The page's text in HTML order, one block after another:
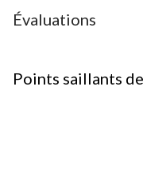
Évaluations
Points saillants